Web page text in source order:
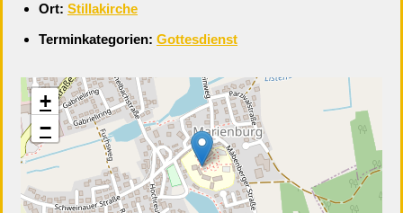
Ort: Stillakirche
Terminkategorien: Gottesdienst
+
−